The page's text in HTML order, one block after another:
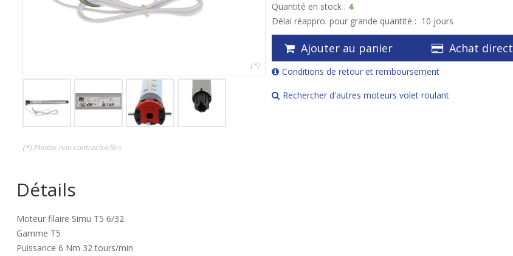
(*)
(*) Photos non contractuelles
Quantité en stock : 4
Délai réappro. pour grande quantité : 10 jours
Ajouter au panier Achat direct
Conditions de retour et remboursement
Rechercher d'autres moteurs volet roulant
Détails
Moteur filaire Simu T5 6/32
Gamme T5
Puissance 6 Nm 32 tours/min